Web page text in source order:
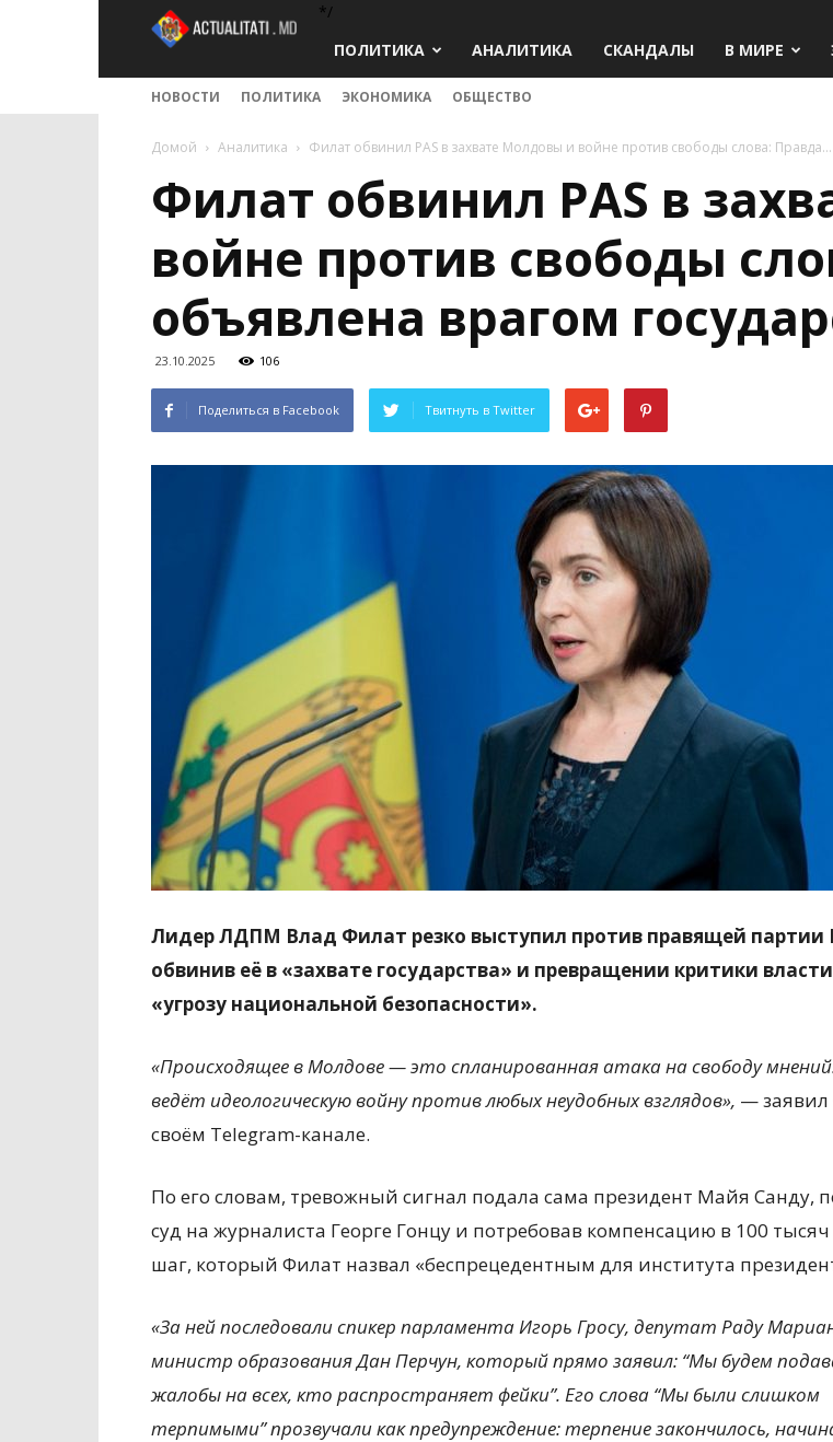
*/
ПОЛИТИКА
АНАЛИТИКА СКАНДАЛЫ В МИРЕ
НОВОСТИ ПОЛИТИКА ЭКОНОМИКА ОБЩЕСТВО
Домой Аналитика Филат обвинил PAS в захвате Молдовы и войне против свободы слова: Правда...
Филат обвинил PAS в
войне против свободы
объявлена врагом
23.10.2025 106
Поделиться в Facebook Твитнуть в Twitter
Лидер ЛДПМ Влад Филат резко выступил против правящей партии
обвинив её в «захвате государства» и превращении критики
«угрозу национальной безопасности».
«Происходящее в Молдове — это спланированная атака на свободу
ведёт идеологическую войну против любых неудобных взглядов», — заявил
своём Telegram-канале.
По его словам, тревожный сигнал подала сама президент Майя Санду,
суд на журналиста Георге Гонцу и потребовав компенсацию в 100
шаг, который Филат назвал «беспрецедентным для института
«За ней последовали спикер парламента Игорь Гросу, депутат Раду
министр образования Дан Перчун, который прямо заявил: “Мы будем
жалобы на всех, кто распространяет фейки”. Его слова “Мы были слишком
терпимыми” прозвучали как предупреждение: терпение закончилось,